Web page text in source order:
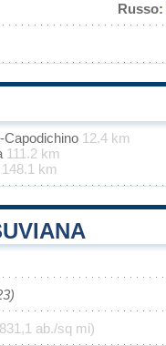
Russo:
Capodichino 12.4 km
111.2 km
148.1 km
ab./sq mi)